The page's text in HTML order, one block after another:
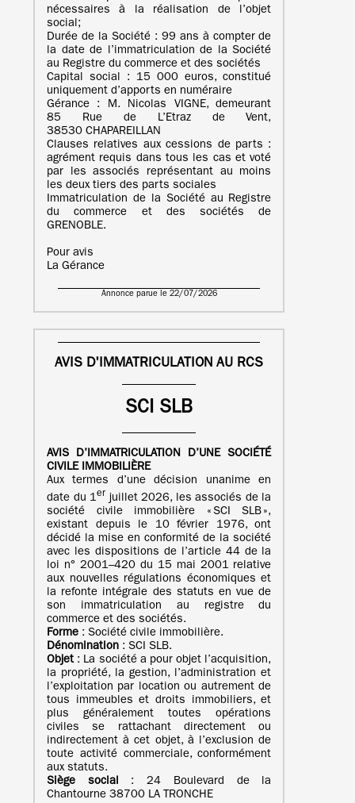
nécessaires à la réalisation de l’objet
social;
Durée de la Société : 99 ans à compter de
la date de l’immatriculation de la Société
au Registre du commerce et des sociétés
Capital social : 15 000 euros, constitué
uniquement d’apports en numéraire
Gérance : M. Nicolas VIGNE, demeurant
85 Rue de L’Etraz de Vent,
38530 CHAPAREILLAN
Clauses relatives aux cessions de parts :
agrément requis dans tous les cas et voté
par les associés représentant au moins
les deux tiers des parts sociales
Immatriculation de la Société au Registre
du commerce et des sociétés de
GRENOBLE.
Pour avis
La Gérance
Annonce parue le 22/07/2026
AVIS D'IMMATRICULATION AU RCS
SCI SLB
AVIS D’IMMATRICULATION D’UNE
SOCIÉTÉ
CIVILE IMMOBILIÈRE
Aux termes d’une décision unanime en
date du 1er juillet 2026, les associés de la
société civile immobilière « SCI SLB »,
existant depuis le 10 février 1976, ont
décidé la mise en conformité de la société
avec les dispositions de l’article 44 de la
loi n° 2001–420 du 15 mai 2001 relative
aux nouvelles régulations économiques et
la refonte intégrale des statuts en vue de
son immatriculation au registre du
commerce et des sociétés.
Forme : Société civile immobilière.
Dénomination : SCI SLB.
Objet: La société a pour objet l’acquisition,
la propriété, la gestion, l’administration et
l’exploitation par location ou autrement de
tous immeubles et droits immobiliers, et
plus généralement toutes opérations
civiles se rattachant directement ou
indirectement à cet objet, à l’exclusion de
toute activité commerciale, conformément
aux statuts.
Siège social : 24 Boulevard de la
Chantourne 38700 LA TRONCHE